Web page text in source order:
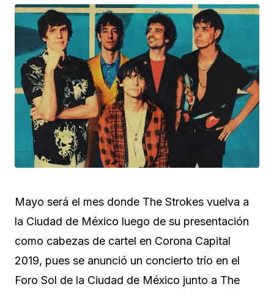
Mayo será el mes donde The Strokes vuelva a
la Ciudad de México luego de su presentación
como cabezas de cartel en Corona Capital
2019, pues se anunció un concierto trío en el
Foro Sol de la Ciudad de México junto a The